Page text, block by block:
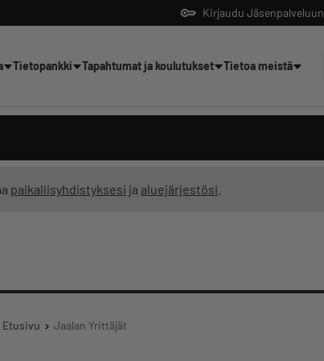
Kirjaudu Jäsenpalveluun
Tietopankki Tapahtumat ja koulutukset Tietoa meistä
paikallisyhdistyksesi ja aluejärjestösi
Etusivu Jaalan Yrittäjät
tekoälyltä